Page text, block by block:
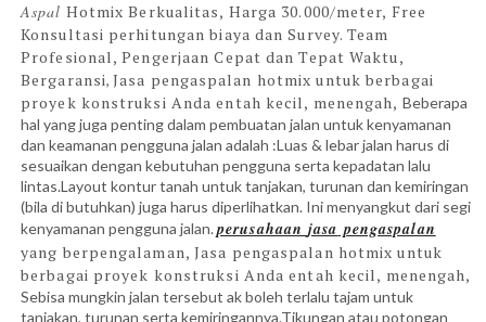
Aspal Hotmix Berkualitas, Harga 30.000/meter, Free
Konsultasi perhitungan biaya dan Survey. Team
Profesional, Pengerjaan Cepat dan Tepat Waktu,
Bergaransi, Jasa pengaspalan hotmix untuk berbagai
proyek konstruksi Anda entah kecil, menengah, Beberapa
hal yang juga penting dalam pembuatan jalan untuk kenyamanan
dan keamanan pengguna jalan adalah :Luas & lebar jalan harus di
sesuaikan dengan kebutuhan pengguna serta kepadatan lalu
lintas.Layout kontur tanah untuk tanjakan, turunan dan kemiringan
(bila di butuhkan) juga harus diperlihatkan. Ini menyangkut dari segi
kenyamanan pengguna jalan.perusahaanjasa pengaspalan
yang berpengalaman,Jasa pengaspalan hotmix untuk
berbagai proyek konstruksi Anda entah kecil, menengah,
Sebisa mungkin jalan tersebut ak boleh terlalu tajam untuk
tanjakan, turunan serta kemiringannya.Tikungan atau potongan